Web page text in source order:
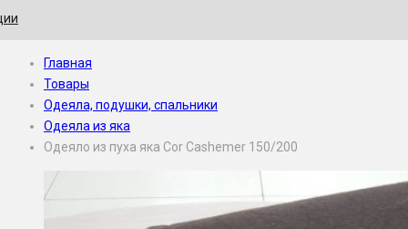
Главная
Товары
Одеяла, подушки, спальники
Одеяла из яка
Одеяло из пуха яка Сor Cashemer 150/200